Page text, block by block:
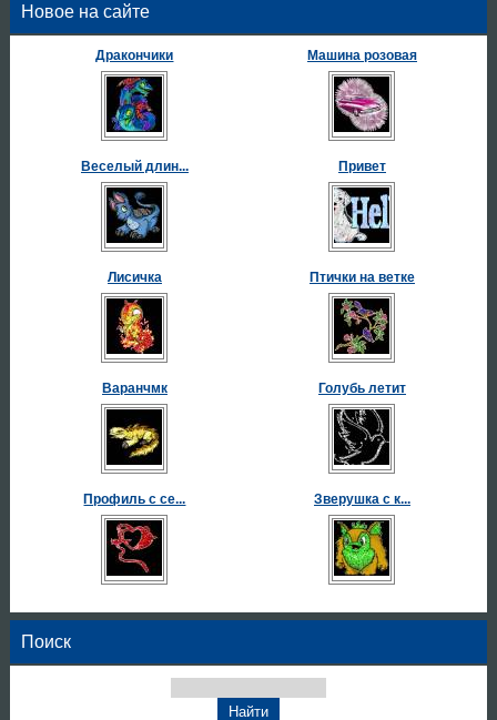
Новое на сайте
Дракончики Машина розовая
Веселый длин... Привет
Лисичка Птички на ветке
Варанчмк Голубь летит
Профиль с се... Зверушка с к...
Поиск